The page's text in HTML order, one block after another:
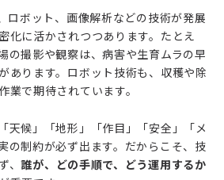
ロボット、画像解析などの技術が発展
化に活かされつつあります。たとえ
の撮影や観察は、病害や生育ムラの早
あります。ロボット技術も、収穫や除
業で期待されています。
天候」「地形」「作目」「安全」「メ
の制約が必ず出ます。だからこそ、技
、誰が、どの手順で、どう運用するか